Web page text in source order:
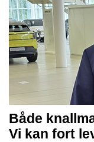
Både
Vi kan fort